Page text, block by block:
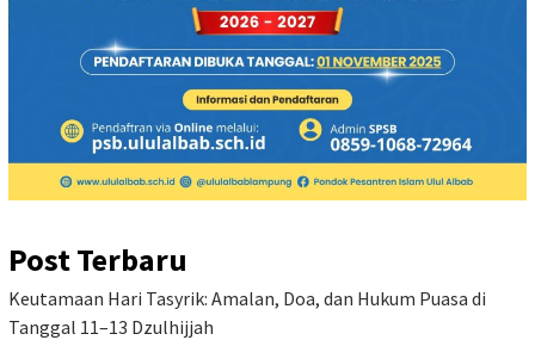
Post Terbaru
Keutamaan Hari Tasyrik: Amalan, Doa, dan Hukum Puasa di
Tanggal 11–13 Dzulhijjah